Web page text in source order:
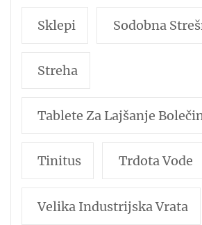
Sklepi Sodobna
Streha
Tablete Za Lajšanje
Tinitus Trdota Vode
Velika Industrijska Vrata